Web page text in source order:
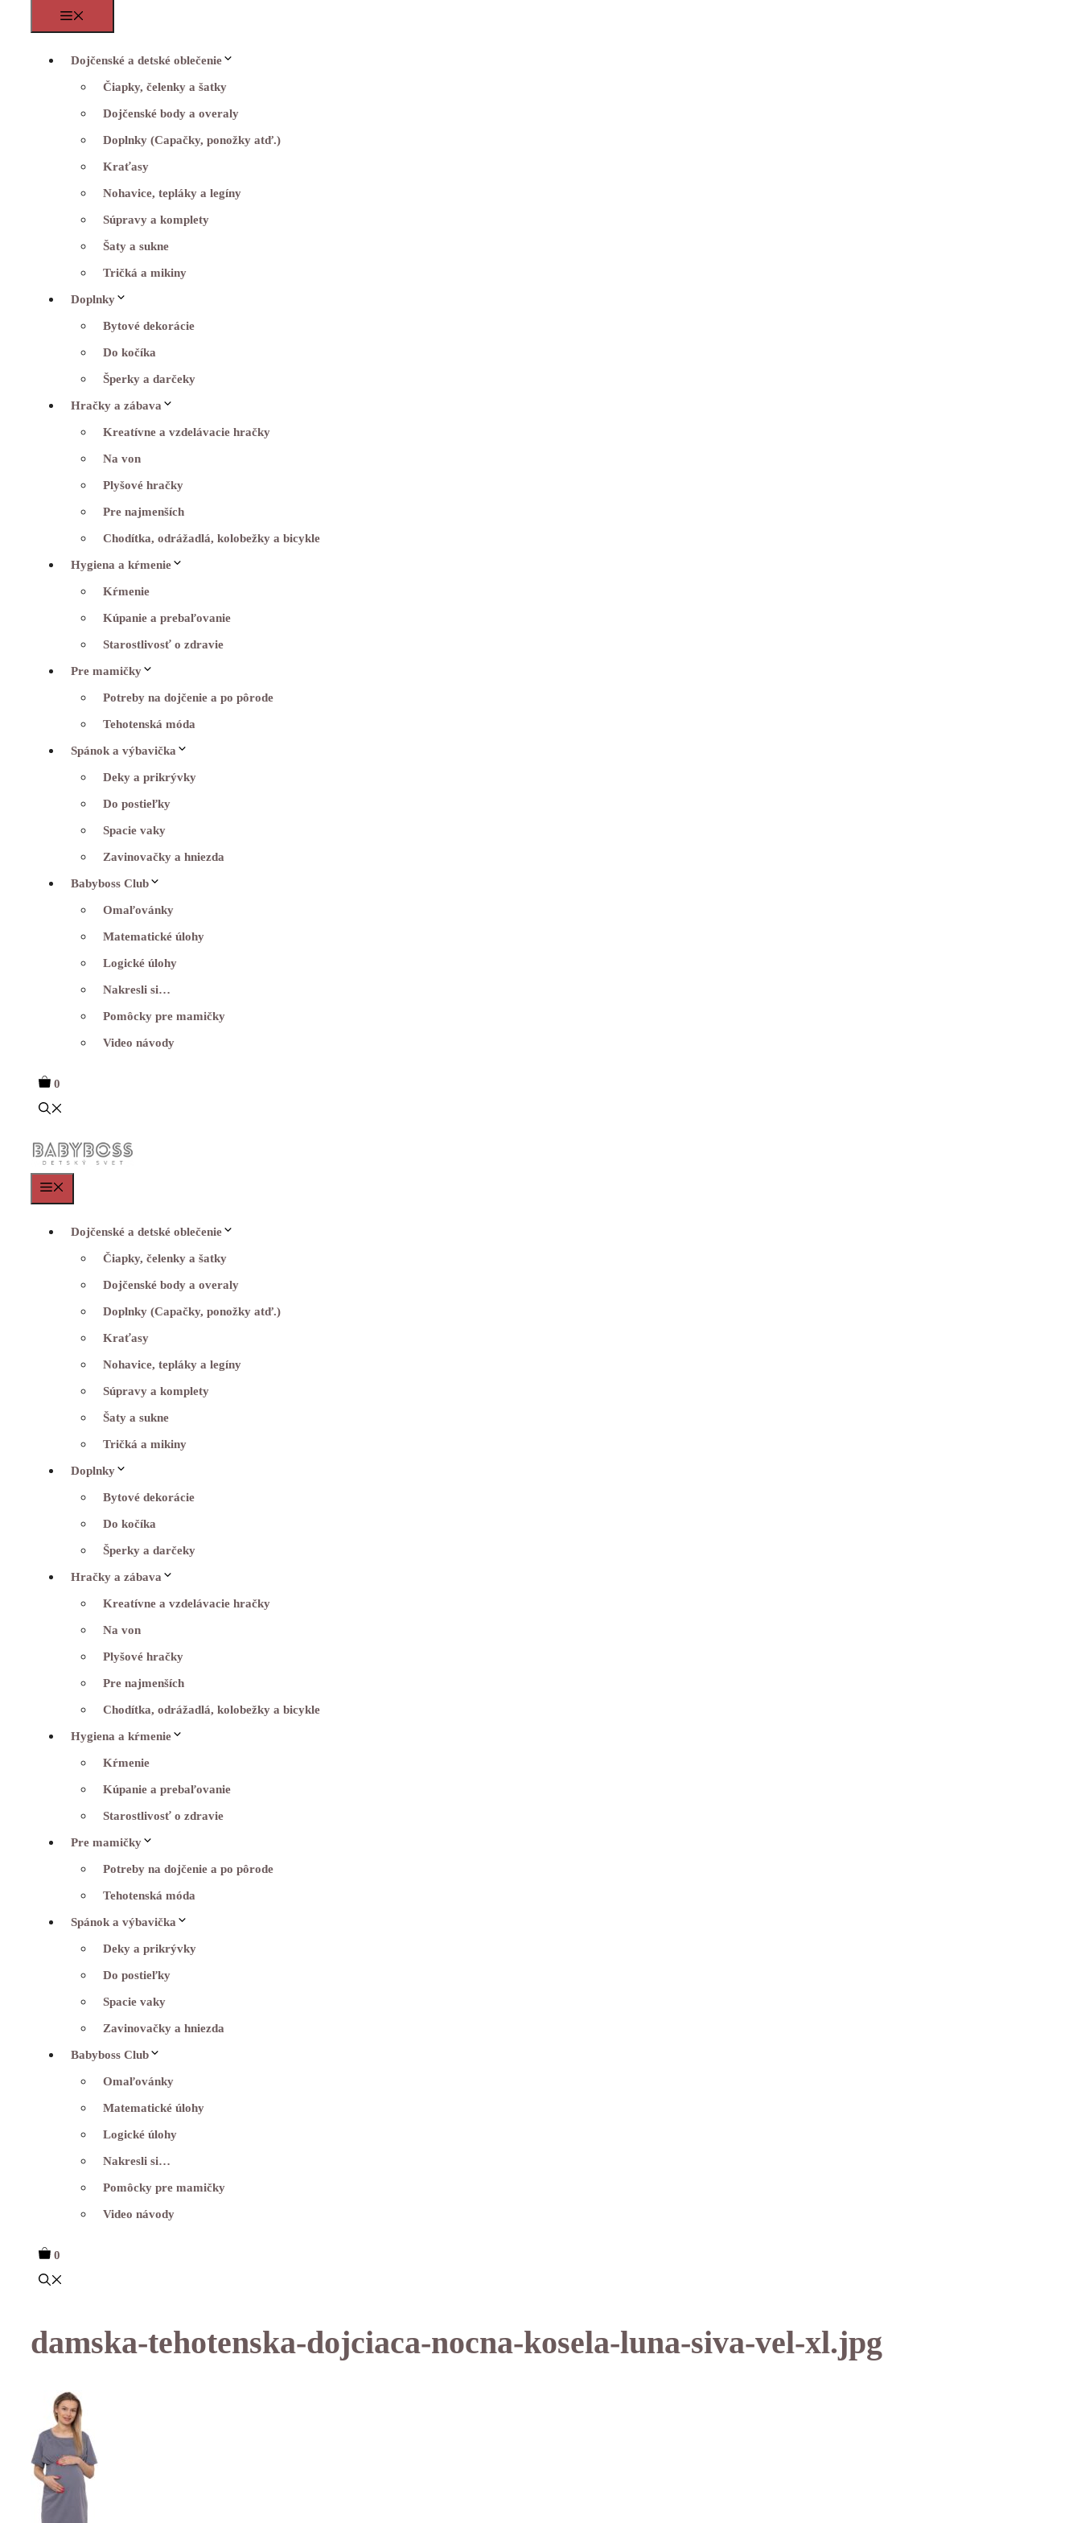
Dojčenské a detské oblečenie
Čiapky, čelenky a šatky
Dojčenské body a overaly
Doplnky (Capačky, ponožky atď.)
Kraťasy
Nohavice, tepláky a legíny
Súpravy a komplety
Šaty a sukne
Tričká a mikiny
Doplnky
Bytové dekorácie
Do kočíka
Šperky a darčeky
Hračky a zábava
Kreatívne a vzdelávacie hračky
Na von
Plyšové hračky
Pre najmenších
Chodítka, odrážadlá, kolobežky a bicykle
Hygiena a kŕmenie
Kŕmenie
Kúpanie a prebaľovanie
Starostlivosť o zdravie
Pre mamičky
Potreby na dojčenie a po pôrode
Tehotenská móda
Spánok a výbavička
Deky a prikrývky
Do postieľky
Spacie vaky
Zavinovačky a hniezda
Babyboss Club
Omaľovánky
Matematické úlohy
Logické úlohy
Nakresli si…
Pomôcky pre mamičky
Video návody
0
Dojčenské a detské oblečenie
Čiapky, čelenky a šatky
Dojčenské body a overaly
Doplnky (Capačky, ponožky atď.)
Kraťasy
Nohavice, tepláky a legíny
Súpravy a komplety
Šaty a sukne
Tričká a mikiny
Doplnky
Bytové dekorácie
Do kočíka
Šperky a darčeky
Hračky a zábava
Kreatívne a vzdelávacie hračky
Na von
Plyšové hračky
Pre najmenších
Chodítka, odrážadlá, kolobežky a bicykle
Hygiena a kŕmenie
Kŕmenie
Kúpanie a prebaľovanie
Starostlivosť o zdravie
Pre mamičky
Potreby na dojčenie a po pôrode
Tehotenská móda
Spánok a výbavička
Deky a prikrývky
Do postieľky
Spacie vaky
Zavinovačky a hniezda
Babyboss Club
Omaľovánky
Matematické úlohy
Logické úlohy
Nakresli si…
Pomôcky pre mamičky
Video návody
0
damska-tehotenska-dojciaca-nocna-kosela-luna-siva-vel-xl.jpg